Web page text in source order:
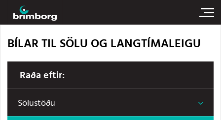
BÍLAR TIL SÖLU OG LANGTÍMALEIGU
Raða eftir:
Sölustöðu